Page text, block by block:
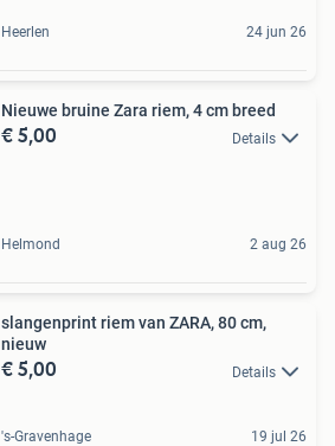
Heerlen 24 jun 26
Nieuwe bruine Zara riem, 4 cm breed
€ 5,00 Details
Helmond 2 aug 26
slangenprint riem van ZARA, 80 cm,
nieuw
€ 5,00 Details
's-Gravenhage 19 jul 26